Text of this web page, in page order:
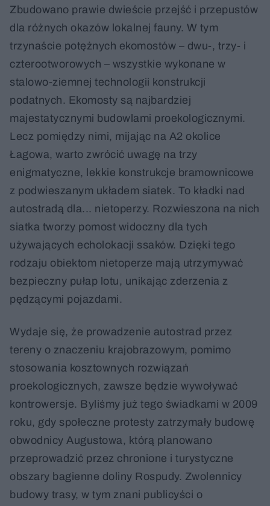
Zbudowano prawie dwieście przejść i przepustów
dla różnych okazów lokalnej fauny. W tym
trzynaście potężnych ekomostów – dwu-, trzy- i
czterootworowych – wszystkie wykonane w
stalowo-ziemnej technologii konstrukcji
podatnych. Ekomosty są najbardziej
majestatycznymi budowlami proekologicznymi.
Lecz pomiędzy nimi, mijając na A2 okolice
Łagowa, warto zwrócić uwagę na trzy
enigmatyczne, lekkie konstrukcje bramownicowe
z podwieszanym układem siatek. To kładki nad
autostradą dla... nietoperzy. Rozwieszona na nich
siatka tworzy pomost widoczny dla tych
używających echolokacji ssaków. Dzięki tego
rodzaju obiektom nietoperze mają utrzymywać
bezpieczny pułap lotu, unikając zderzenia z
pędzącymi pojazdami.
Wydaje się, że prowadzenie autostrad przez
tereny o znaczeniu krajobrazowym, pomimo
stosowania kosztownych rozwiązań
proekologicznych, zawsze będzie wywoływać
kontrowersje. Byliśmy już tego świadkami w 2009
roku, gdy społeczne protesty zatrzymały budowę
obwodnicy Augustowa, którą planowano
przeprowadzić przez chronione i turystyczne
obszary bagienne doliny Rospudy. Zwolennicy
budowy trasy, w tym znani publicyści o